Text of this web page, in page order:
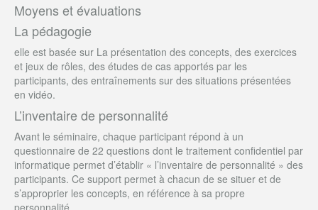
Moyens et évaluations
La pédagogie
elle est basée sur La présentation des concepts, des exercices
et jeux de rôles, des études de cas apportés par les
participants, des entraînements sur des situations présentées
en vidéo.
L’inventaire de personnalité
Avant le séminaire, chaque participant répond à un
questionnaire de 22 questions dont le traitement confidentiel par
informatique permet d’établir « l’inventaire de personnalité » des
participants. Ce support permet à chacun de se situer et de
s’approprier les concepts, en référence à sa propre
personnalité.